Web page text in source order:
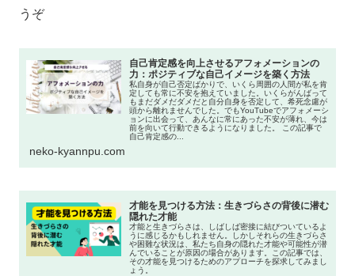
うぞ
自己肯定感を向上させるアフォメーションの
力：ポジティブな自己イメージを築く方法
私自身が自己否定ばかりで、いくら周囲の人間が私を肯
定しても常に不安を抱えていました。いくらがんばって
もまだダメだダメだと自分自身を否定して、希死念慮が
頭から離れませんでした。でもYouTubeでアフォメーシ
ョンに出会って、あんなに常にあった不安が薄れ、今は
前を向いて行動できるようになりました。 この記事で
自己肯定感の...
neko-kyannpu.com
才能を見つける方法：生きづらさの背後に潜む
隠れた才能
才能と生きづらさは、しばしば密接に結びついているよ
うに感じるかもしれません。しかしそれらの生きづらさ
や困難な状況は、私たち自身の隠れた才能や可能性が潜
んでいることが原因の場合があります。この記事では、
その才能を見つけるためのアプローチを探求してみまし
ょう。